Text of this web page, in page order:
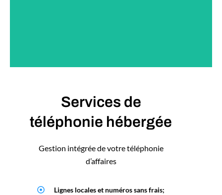
Services de
téléphonie hébergée
Gestion intégrée de votre téléphonie
d’affaires
Lignes locales et numéros sans frais;